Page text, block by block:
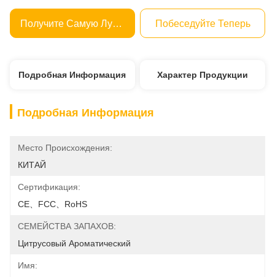
Получите Самую Лучшую Цену Побеседуйте Теперь
Подробная Информация Характер Продукции
Подробная Информация
Место Происхождения:
КИТАЙ
Сертификация:
CE、FCC、RoHS
СЕМЕЙСТВА ЗАПАХОВ:
Цитрусовый Ароматический
Имя: